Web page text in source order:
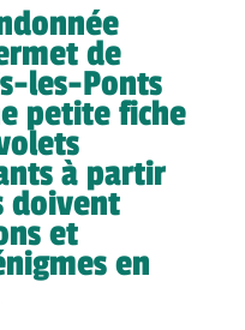
de
les-Ponts
petite fiche
à partir
doivent
et
en